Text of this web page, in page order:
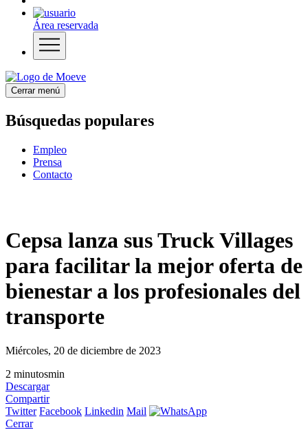
Área reservada
Cerrar menú
Búsquedas populares
Empleo
Prensa
Contacto
Cepsa lanza sus Truck Villages
para facilitar la mejor oferta de
bienestar a los profesionales del
transporte
Miércoles, 20 de diciembre de 2023
2 minutosmin
Descargar
Compartir
Twitter Facebook Linkedin Mail
Cerrar